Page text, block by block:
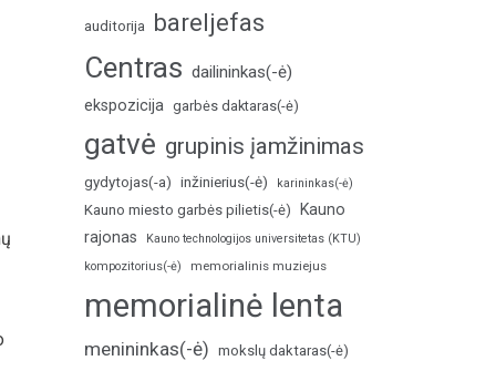
auditorija bareljefas
Centras dailininkas(-ė)
ekspozicija garbės daktaras(-ė)
gatvė grupinis įamžinimas
gydytojas(-a) inžinierius(-ė) karininkas(-ė)
Kauno miesto garbės pilietis(-ė)
Kauno
rajonas
Kauno technologijos universitetas (KTU)
kompozitorius(-ė)
memorialinis muziejus
memorialinė lenta
menininkas(-ė) mokslų daktaras(-ė)